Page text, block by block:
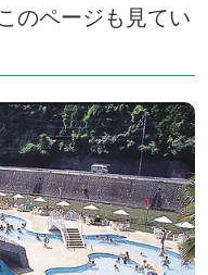
のページも見てい